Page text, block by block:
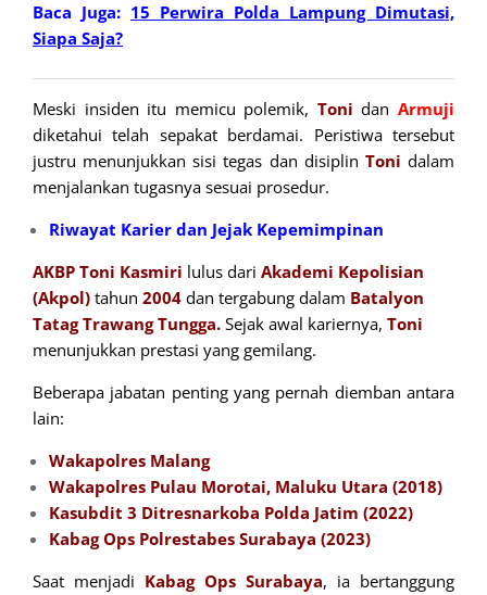
Baca Juga: 15 Perwira Polda Lampung Dimutasi,
Siapa Saja?
Meski insiden itu memicu polemik, Toni danArmuji
diketahui telah sepakat berdamai. Peristiwa tersebut
justru menunjukkan sisi tegas dan disiplin Toni dalam
menjalankan tugasnya sesuai prosedur.
Riwayat Karier dan Jejak Kepemimpinan
AKBP Toni Kasmiri lulus dari Akademi Kepolisian
(Akpol) tahun 2004 dan tergabung dalam Batalyon
Tatag TrawangTungga. Sejak awal kariernya, Toni
menunjukkan prestasi yang gemilang.
Beberapa jabatan penting yang pernah diemban antara
lain:
Wakapolres Malang
Wakapolres Pulau Morotai, Maluku Utara (2018)
Kasubdit 3 Ditresnarkoba Polda Jatim (2022)
Kabag Ops Polrestabes Surabaya (2023)
Saat menjadi Kabag Ops Surabaya, ia bertanggung